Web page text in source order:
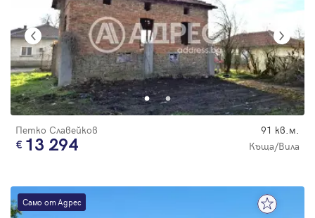
Петко Славейков 91 кв.м.
13 294 Къща/Вила
Само от Адрес